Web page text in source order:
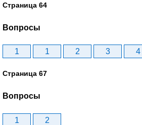
Страница 64
Вопросы
1 1 2 3 4
Страница 67
Вопросы
1 2